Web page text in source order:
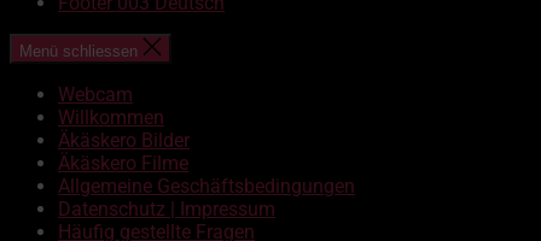
Menü schliessen
Webcam
Willkommen
Äkäskero Bilder
Äkäskero Filme
Allgemeine Geschäftsbedingungen
Datenschutz | Impressum
Häufig gestellte Fragen